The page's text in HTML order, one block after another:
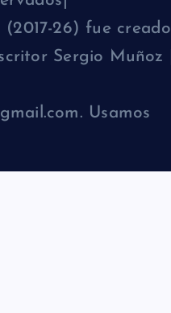
26) fue creado
Sergio Muñoz |
Usamos